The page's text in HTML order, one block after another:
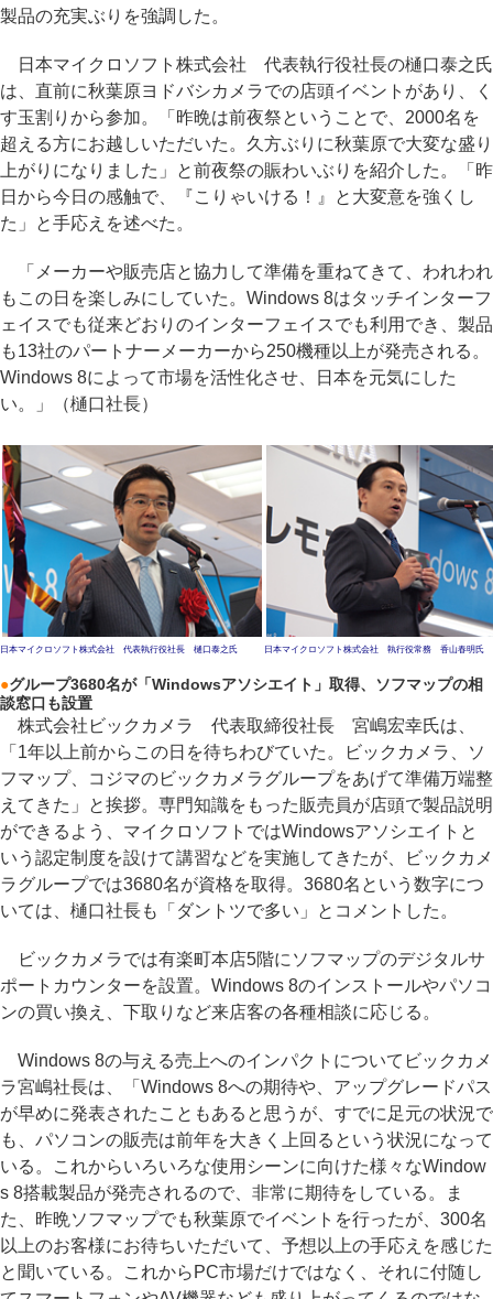
製品の充実ぶりを強調した。
日本マイクロソフト株式会社 代表執行役社長の樋口泰之氏
は、直前に秋葉原ヨドバシカメラでの店頭イベントがあり、く
す玉割りから参加。「昨晩は前夜祭ということで、2000名を
超える方にお越しいただいた。久方ぶりに秋葉原で大変な盛り
上がりになりました」と前夜祭の賑わいぶりを紹介した。「昨
日から今日の感触で、『こりゃいける！』と大変意を強くし
た」と手応えを述べた。
「メーカーや販売店と協力して準備を重ねてきて、われわれ
もこの日を楽しみにしていた。Windows 8はタッチインターフ
ェイスでも従来どおりのインターフェイスでも利用でき、製品
も13社のパートナーメーカーから250機種以上が発売される。
Windows 8によって市場を活性化させ、日本を元気にした
い。」（樋口社長）
日本マイクロソフト株式会社 代表執行役社長 樋口泰之氏 日本マイクロソフト株式会社 執行役常務 香山春明氏
●グループ3680名が「Windowsアソシエイト」取得、ソフマップの相
談窓口も設置
株式会社ビックカメラ 代表取締役社長 宮嶋宏幸氏は、
「1年以上前からこの日を待ちわびていた。ビックカメラ、ソ
フマップ、コジマのビックカメラグループをあげて準備万端整
えてきた」と挨拶。専門知識をもった販売員が店頭で製品説明
ができるよう、マイクロソフトではWindowsアソシエイトと
いう認定制度を設けて講習などを実施してきたが、ビックカメ
ラグループでは3680名が資格を取得。3680名という数字につ
いては、樋口社長も「ダントツで多い」とコメントした。
ビックカメラでは有楽町本店5階にソフマップのデジタルサ
ポートカウンターを設置。Windows 8のインストールやパソコ
ンの買い換え、下取りなど来店客の各種相談に応じる。
Windows 8の与える売上へのインパクトについてビックカメ
ラ宮嶋社長は、「Windows 8への期待や、アップグレードパス
が早めに発表されたこともあると思うが、すでに足元の状況で
も、パソコンの販売は前年を大きく上回るという状況になって
いる。これからいろいろな使用シーンに向けた様々なWindow
s 8搭載製品が発売されるので、非常に期待をしている。ま
た、昨晩ソフマップでも秋葉原でイベントを行ったが、300名
以上のお客様にお待ちいただいて、予想以上の手応えを感じた
と聞いている。これからPC市場だけではなく、それに付随し